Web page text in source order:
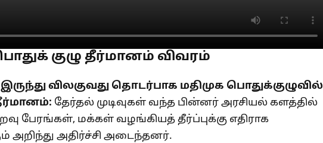
பொதுக் குழு தீர்மானம் விவரம்
விலகுவது தொடர்பாக மதிமுக பொதுக்குழுவில்
தேர்தல் முடிவுகள் வந்த பின்னர் அரசியல் களத்தில்
பேரங்கள், மக்கள் வழங்கியத் தீர்ப்புக்கு எதிராக
அதிர்ச்சி அடைந்தனர்.